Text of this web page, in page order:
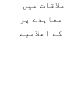
میں
پر
اعلامیے